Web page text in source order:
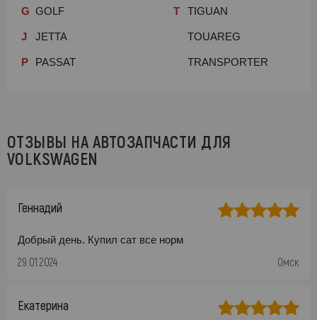
G GOLF
J JETTA
P PASSAT
T TIGUAN
TOUAREG
TRANSPORTER
ОТЗЫВЫ НА АВТОЗАПЧАСТИ ДЛЯ
VOLKSWAGEN
Геннадий
Добрый день. Купил сат все норм
29.01.2024 Омск
Екатерина